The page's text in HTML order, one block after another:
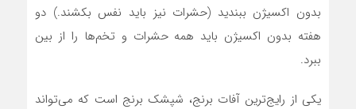
بدون اکسیژن ببندید (حشرات نیز باید نفس بکشند.) دو
هفته بدون اکسیژن باید همه حشرات و تخم‌ها را از بین
ببرد.
یکی از رایج‌ترین آفات برنج، شپشک برنج است که می‌تواند